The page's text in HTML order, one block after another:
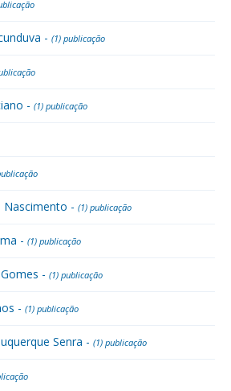
- (1) publicação
- (1) publicação
Nascimento - (1) publicação
- (1) publicação
- (1) publicação
- (1) publicação
Senra - (1) publicação